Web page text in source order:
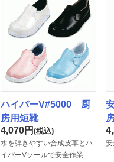
ハイパーV#5000 厨
房用短靴
4,070円 (税込)
水を弾きやすい合成皮革とハ
イパーVソールで安全作業
安